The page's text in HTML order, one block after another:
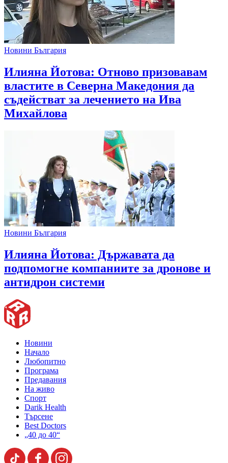
Новини България
Илияна Йотова: Отново призовавам
властите в Северна Македония да
съдействат за лечението на Ива
Михайлова
Новини България
Илияна Йотова: Държавата да
подпомогне компаниите за дронове и
антидрон системи
Новини
Начало
Любопитно
Програма
Предавания
На живо
Спорт
Darik Health
Търсене
Best Doctors
„40 до 40“